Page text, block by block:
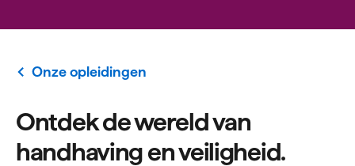
Onze opleidingen
Ontdek de wereld van
handhaving en veiligheid.